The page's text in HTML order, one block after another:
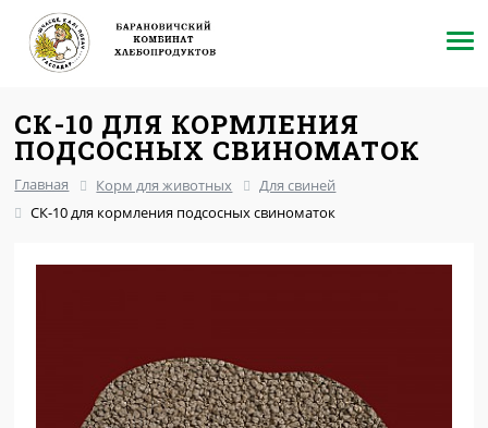
СК-10 ДЛЯ КОРМЛЕНИЯ
ПОДСОСНЫХ СВИНОМАТОК
Главная Корм для животных
Для свиней
СК-10 для кормления подсосных свиноматок